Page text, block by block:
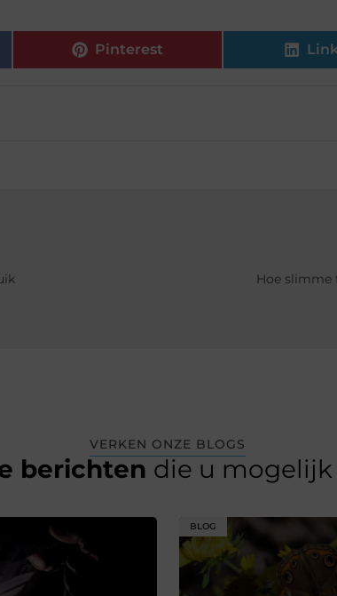
Pinterest
Hoe
VERKEN ONZE BLOGS
berichten die u mogelijk
BLOG